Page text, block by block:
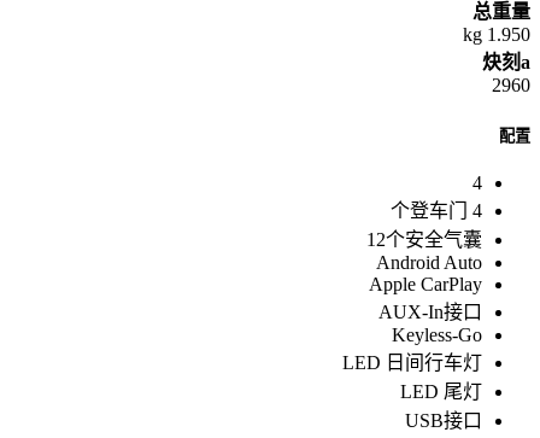
总重量
1.950 kg
炔刻a
2960
配置
4
4 个登车门
12个安全气囊
Android Auto
Apple CarPlay
AUX-In接口
Keyless-Go
LED 日间行车灯
LED 尾灯
USB接口